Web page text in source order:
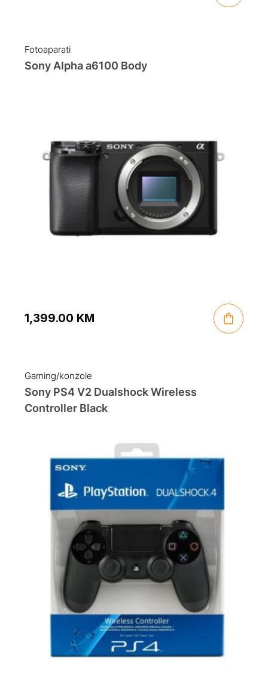
Fotoaparati
Sony Alpha a6100 Body
1,399.00 KM
Gaming/konzole
Sony PS4 V2 Dualshock Wireless
Controller Black